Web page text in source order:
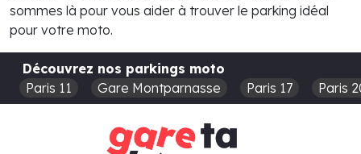
sommes là pour vous aider à trouver le parking idéal
pour votre moto.
Découvrez nos parkings moto
Paris 11
Gare Montparnasse Paris 17 Paris